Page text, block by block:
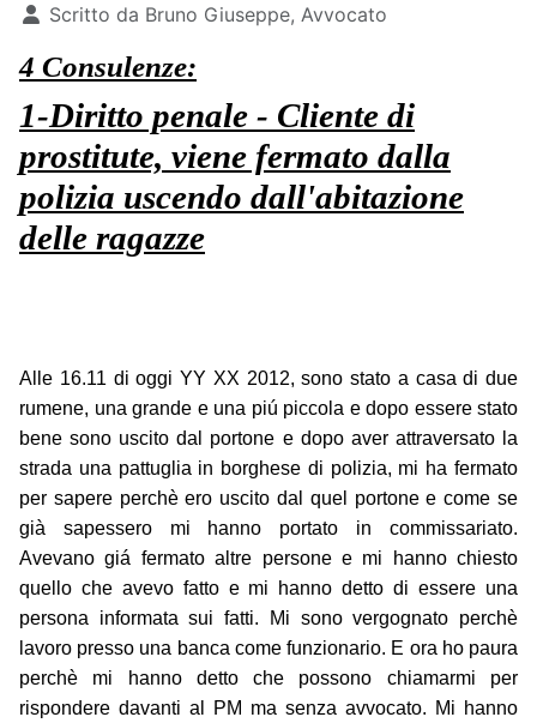
Dettagli
Scritto da Bruno Giuseppe, Avvocato
4 Consulenze:
1-Diritto penale - Cliente di
prostitute, viene fermato dalla
polizia uscendo dall'abitazione
delle ragazze
Alle 16.11 di oggi YY XX 2012, sono stato a casa di due
rumene, una grande e una piú piccola e dopo essere stato
bene sono uscito dal portone e dopo aver attraversato la
strada una pattuglia in borghese di polizia, mi ha fermato
per sapere perchè ero uscito dal quel portone e come se
già sapessero mi hanno portato in commissariato.
Avevano giá fermato altre persone e mi hanno chiesto
quello che avevo fatto e mi hanno detto di essere una
persona informata sui fatti. Mi sono vergognato perchè
lavoro presso una banca come funzionario. E ora ho paura
perchè mi hanno detto che possono chiamarmi per
rispondere davanti al PM ma senza avvocato. Mi hanno